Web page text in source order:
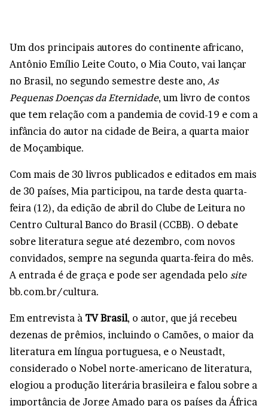
Um dos principais autores do continente africano,
Antônio Emílio Leite Couto, o Mia Couto, vai lançar
no Brasil, no segundo semestre deste ano, As
Pequenas Doenças da Eternidade, um livro de contos
que tem relação com a pandemia de covid-19 e com a
infância do autor na cidade de Beira, a quarta maior
de Moçambique.
Com mais de 30 livros publicados e editados em mais
de 30 países, Mia participou, na tarde desta quarta-
feira (12), da edição de abril do Clube de Leitura no
Centro Cultural Banco do Brasil (CCBB). O debate
sobre literatura segue até dezembro, com novos
convidados, sempre na segunda quarta-feira do mês.
A entrada é de graça e pode ser agendada pelo site
bb.com.br/cultura.
Em entrevista à TV Brasil, o autor, que já recebeu
dezenas de prêmios, incluindo o Camões, o maior da
literatura em língua portuguesa, e o Neustadt,
considerado o Nobel norte-americano de literatura,
elogiou a produção literária brasileira e falou sobre a
importância de Jorge Amado para os países da África